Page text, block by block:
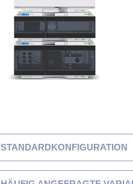
STANDARDKONFIGURATION